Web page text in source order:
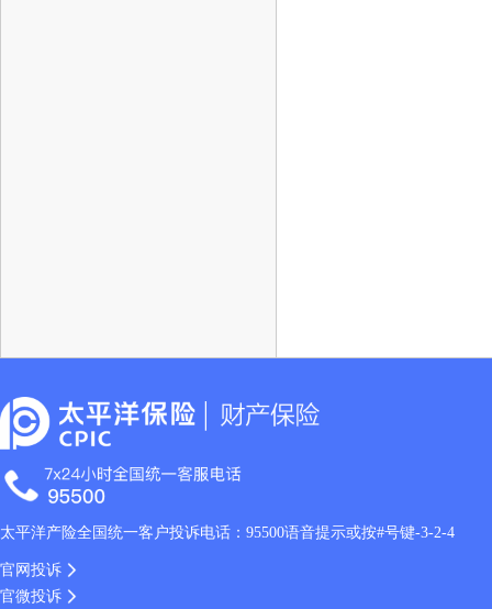
太平洋产险全国统一客户投诉电话：95500语音提示或按#号键-3-2-4
官网投诉
官微投诉